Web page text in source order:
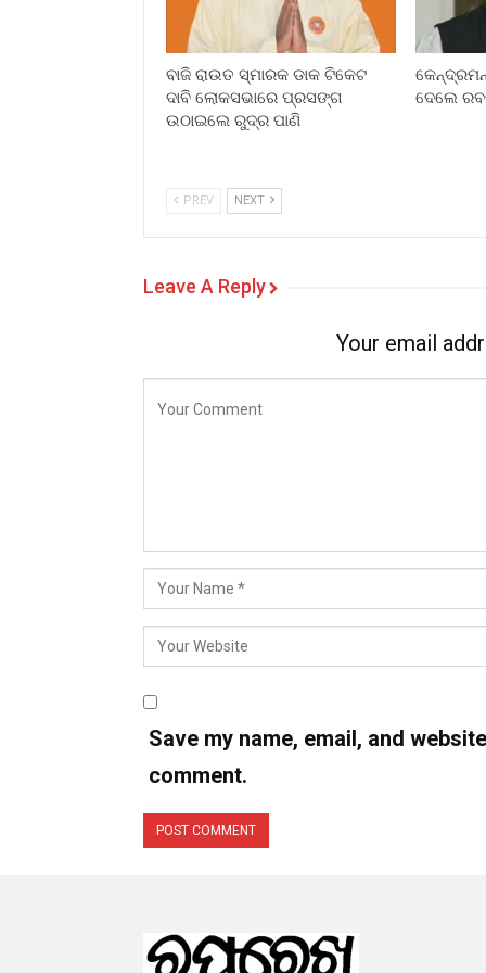
ବାଜି ରାଉତ ସ୍ମାରକ ଡାକ ଟିକେଟ
ଦାବି ଲୋକସଭାରେ ପ୍ରସଙ୍ଗ
ଉଠାଇଲେ ରୁଦ୍ର ପାଣି
ଦେଲେ
PREV NEXT
Leave A Reply
Your email
Save my name, email, and
comment.